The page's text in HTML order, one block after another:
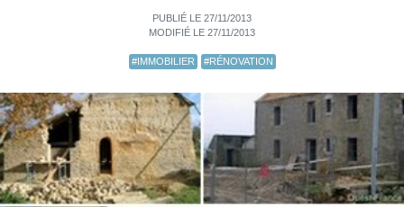
PUBLIÉ LE 27/11/2013
MODIFIÉ LE 27/11/2013
#IMMOBILIER #RÉNOVATION